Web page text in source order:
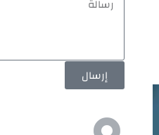
إرسال